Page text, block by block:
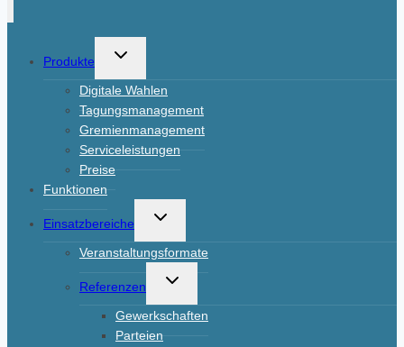
Produkte
Untermenü
umschalten
Digitale Wahlen
Tagungsmanagement
Gremienmanagement
Serviceleistungen
Preise
Funktionen
Einsatzbereiche
Untermenü
umschalten
Veranstaltungsformate
Referenzen
Untermenü
umschalten
Gewerkschaften
Parteien